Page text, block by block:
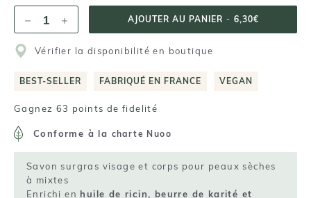
AJOUTER AU PANIER - 6,30€
Vérifier la disponibilité en boutique
BEST-SELLER FABRIQUÉ EN FRANCE VEGAN
Gagnez 63 points de fidelité
Conforme à la charte Nuoo
Savon surgras visage et corps pour peaux sèches
à mixtes
Enrichi en huile de ricin, beurre de karité et